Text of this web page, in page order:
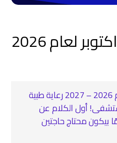
تمريض منزلى اكتوبر لعام 2026
تمريض منزلي أكتوبر لعام 2026 – 2027 رعاية طبية
أول الكلام عن
بيكون محتاج حاجتين